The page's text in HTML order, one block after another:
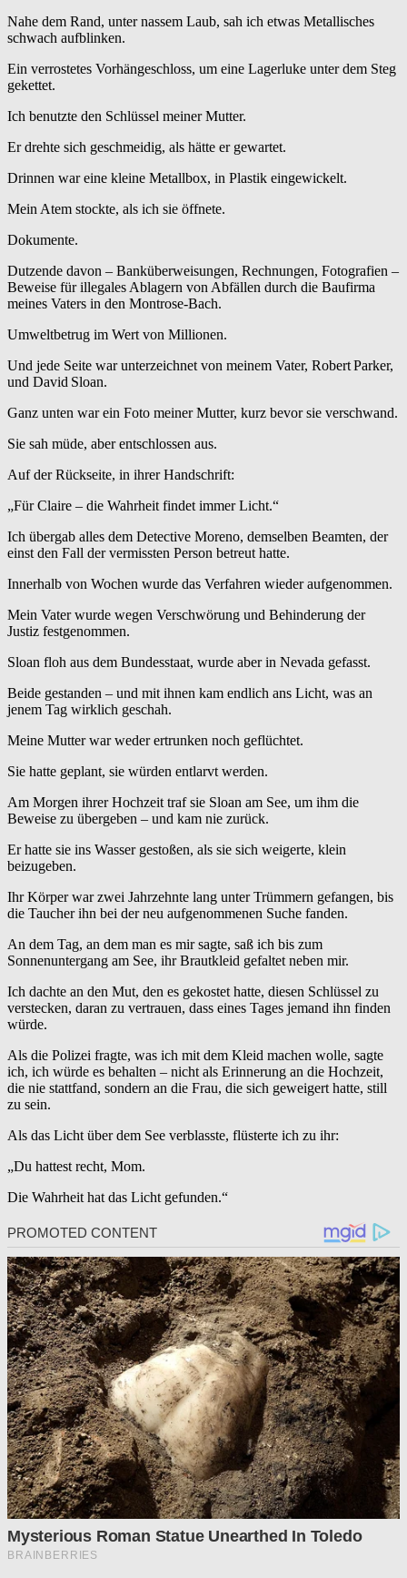
Nahe dem Rand, unter nassem Laub, sah ich etwas Metallisches
schwach aufblinken.
Ein verrostetes Vorhängeschloss, um eine Lagerluke unter dem Steg
gekettet.
Ich benutzte den Schlüssel meiner Mutter.
Er drehte sich geschmeidig, als hätte er gewartet.
Drinnen war eine kleine Metallbox, in Plastik eingewickelt.
Mein Atem stockte, als ich sie öffnete.
Dokumente.
Dutzende davon – Banküberweisungen, Rechnungen, Fotografien –
Beweise für illegales Ablagern von Abfällen durch die Baufirma
meines Vaters in den Montrose‑Bach.
Umwelt­betrug im Wert von Millionen.
Und jede Seite war unterzeichnet von meinem Vater, Robert Parker,
und David Sloan.
Ganz unten war ein Foto meiner Mutter, kurz bevor sie verschwand.
Sie sah müde, aber entschlossen aus.
Auf der Rückseite, in ihrer Handschrift:
„Für Claire – die Wahrheit findet immer Licht.“
Ich übergab alles dem Detective Moreno, demselben Beamten, der
einst den Fall der vermissten Person betreut hatte.
Innerhalb von Wochen wurde das Verfahren wieder aufgenommen.
Mein Vater wurde wegen Verschwörung und Behinderung der
Justiz festgenommen.
Sloan floh aus dem Bundesstaat, wurde aber in Nevada gefasst.
Beide gestanden – und mit ihnen kam endlich ans Licht, was an
jenem Tag wirklich geschah.
Meine Mutter war weder ertrunken noch geflüchtet.
Sie hatte geplant, sie würden entlarvt werden.
Am Morgen ihrer Hochzeit traf sie Sloan am See, um ihm die
Beweise zu übergeben – und kam nie zurück.
Er hatte sie ins Wasser gestoßen, als sie sich weigerte, klein
beizugeben.
Ihr Körper war zwei Jahrzehnte lang unter Trümmern gefangen, bis
die Taucher ihn bei der neu aufgenommenen Suche fanden.
An dem Tag, an dem man es mir sagte, saß ich bis zum
Sonnenuntergang am See, ihr Brautkleid gefaltet neben mir.
Ich dachte an den Mut, den es gekostet hatte, diesen Schlüssel zu
verstecken, daran zu vertrauen, dass eines Tages jemand ihn finden
würde.
Als die Polizei fragte, was ich mit dem Kleid machen wolle, sagte
ich, ich würde es behalten – nicht als Erinnerung an die Hochzeit,
die nie stattfand, sondern an die Frau, die sich geweigert hatte, still
zu sein.
Als das Licht über dem See verblasste, flüsterte ich zu ihr:
„Du hattest recht, Mom.
Die Wahrheit hat das Licht gefunden.“